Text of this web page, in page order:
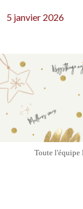
5 janvier 2026
Toute l'équipe